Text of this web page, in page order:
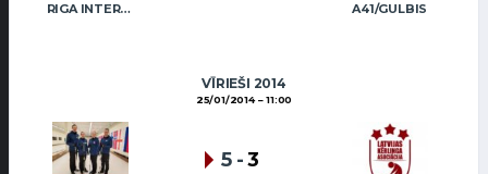
RIGA INTERNATIONAL CURLING CLUB / GRAY A41/GULBIS
VĪRIEŠI 2014
25/01/2014 11:00
5 -3